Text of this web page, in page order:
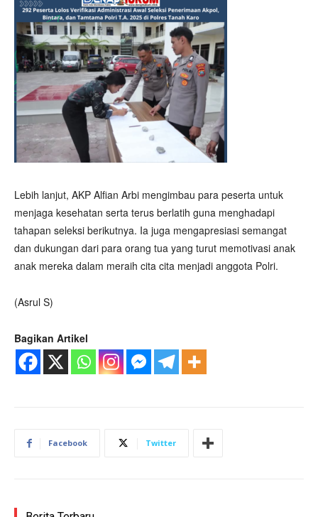
Lebih lanjut, AKP Alfian Arbi mengimbau para peserta untuk
menjaga kesehatan serta terus berlatih guna menghadapi
tahapan seleksi berikutnya. Ia juga mengapresiasi semangat
dan dukungan dari para orang tua yang turut memotivasi anak
anak mereka dalam meraih cita cita menjadi anggota Polri.
(Asrul S)
Bagikan Artikel
Facebook Twitter